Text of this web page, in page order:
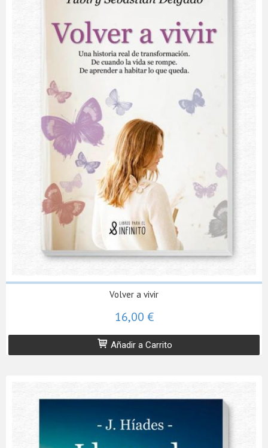
Volver a vivir
16,00 €
Añadir a Carrito